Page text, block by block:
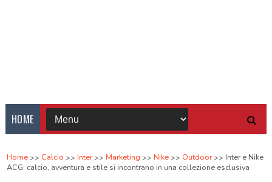
HOME
Home Calcio Inter Marketing Nike Outdoor
Inter e Nike
ACG: calcio, avventura e stile si incontrano in una collezione esclusiva